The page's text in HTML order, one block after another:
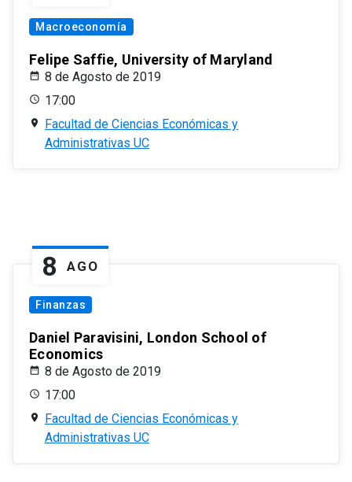
Macroeconomía
Felipe Saffie, University of Maryland
8 de Agosto de 2019
17:00
Facultad de Ciencias Económicas y
Administrativas UC
8 AGO
Finanzas
Daniel Paravisini, London School of
Economics
8 de Agosto de 2019
17:00
Facultad de Ciencias Económicas y
Administrativas UC